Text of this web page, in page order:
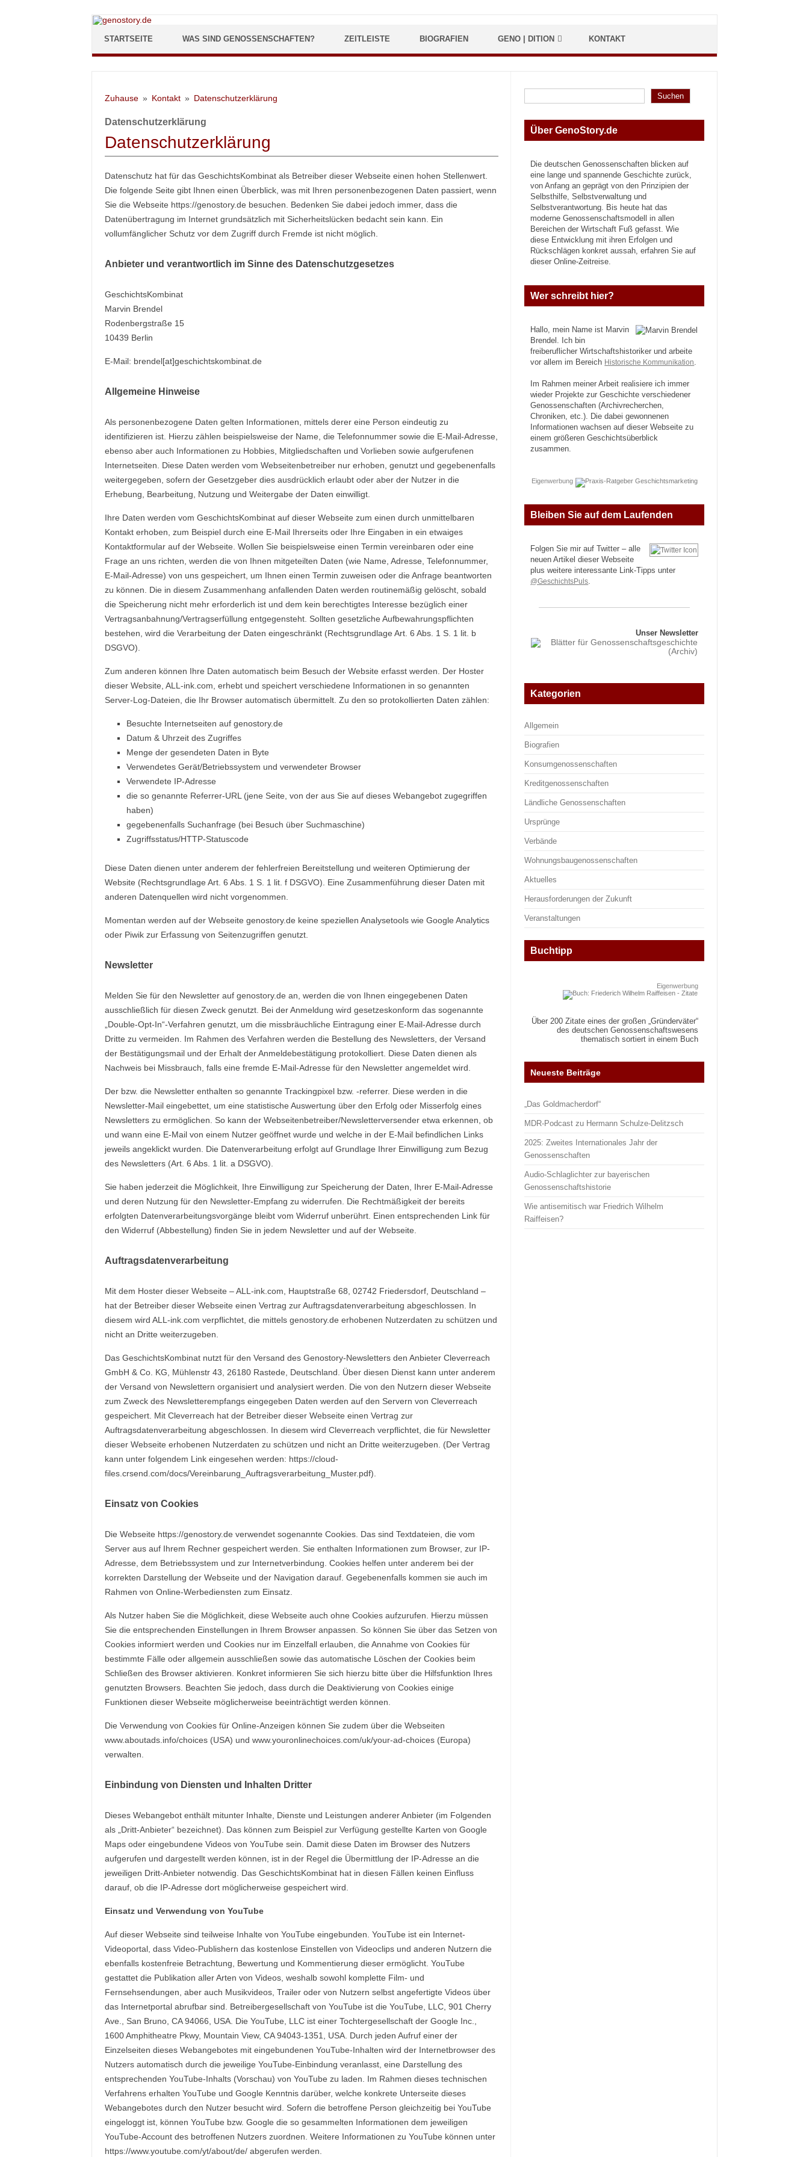
STARTSEITE WAS SIND GENOSSENSCHAFTEN? ZEITLEISTE BIOGRAFIEN GENO | DITION KONTAKT
Zuhause Kontakt Datenschutzerklärung
Datenschutzerklärung
Datenschutzerklärung
Datenschutz hat für das GeschichtsKombinat als Betreiber dieser Webseite einen hohen Stellenwert.
Die folgende Seite gibt Ihnen einen Überblick, was mit Ihren personenbezogenen Daten passiert, wenn
Sie die Webseite https://genostory.de besuchen. Bedenken Sie dabei jedoch immer, dass die
Datenübertragung im Internet grundsätzlich mit Sicherheitslücken bedacht sein kann. Ein
vollumfänglicher Schutz vor dem Zugriff durch Fremde ist nicht möglich.
Anbieter und verantwortlich im Sinne des Datenschutzgesetzes
GeschichtsKombinat
Marvin Brendel
Rodenbergstraße 15
10439 Berlin
E-Mail: brendel[at]geschichtskombinat.de
Allgemeine Hinweise
Als personenbezogene Daten gelten Informationen, mittels derer eine Person eindeutig zu
identifizieren ist. Hierzu zählen beispielsweise der Name, die Telefonnummer sowie die E-Mail-Adresse,
ebenso aber auch Informationen zu Hobbies, Mitgliedschaften und Vorlieben sowie aufgerufenen
Internetseiten. Diese Daten werden vom Webseitenbetreiber nur erhoben, genutzt und gegebenenfalls
weitergegeben, sofern der Gesetzgeber dies ausdrücklich erlaubt oder aber der Nutzer in die
Erhebung, Bearbeitung, Nutzung und Weitergabe der Daten einwilligt.
Ihre Daten werden vom GeschichtsKombinat auf dieser Webseite zum einen durch unmittelbaren
Kontakt erhoben, zum Beispiel durch eine E-Mail Ihrerseits oder Ihre Eingaben in ein etwaiges
Kontaktformular auf der Webseite. Wollen Sie beispielsweise einen Termin vereinbaren oder eine
Frage an uns richten, werden die von Ihnen mitgeteilten Daten (wie Name, Adresse, Telefonnummer,
E-Mail-Adresse) von uns gespeichert, um Ihnen einen Termin zuweisen oder die Anfrage beantworten
zu können. Die in diesem Zusammenhang anfallenden Daten werden routinemäßig gelöscht, sobald
die Speicherung nicht mehr erforderlich ist und dem kein berechtigtes Interesse bezüglich einer
Vertragsanbahnung/Vertragserfüllung entgegensteht. Sollten gesetzliche Aufbewahrungspflichten
bestehen, wird die Verarbeitung der Daten eingeschränkt (Rechtsgrundlage Art. 6 Abs. 1 S. 1 lit. b
DSGVO).
Zum anderen können Ihre Daten automatisch beim Besuch der Website erfasst werden. Der Hoster
dieser Website, ALL-ink.com, erhebt und speichert verschiedene Informationen in so genannten
Server-Log-Dateien, die Ihr Browser automatisch übermittelt. Zu den so protokollierten Daten zählen:
Besuchte Internetseiten auf genostory.de
Datum & Uhrzeit des Zugriffes
Menge der gesendeten Daten in Byte
Verwendetes Gerät/Betriebssystem und verwendeter Browser
Verwendete IP-Adresse
die so genannte Referrer-URL (jene Seite, von der aus Sie auf dieses Webangebot zugegriffen
haben)
gegebenenfalls Suchanfrage (bei Besuch über Suchmaschine)
Zugriffsstatus/HTTP-Statuscode
Diese Daten dienen unter anderem der fehlerfreien Bereitstellung und weiteren Optimierung der
Website (Rechtsgrundlage Art. 6 Abs. 1 S. 1 lit. f DSGVO). Eine Zusammenführung dieser Daten mit
anderen Datenquellen wird nicht vorgenommen.
Momentan werden auf der Webseite genostory.de keine speziellen Analysetools wie Google Analytics
oder Piwik zur Erfassung von Seitenzugriffen genutzt.
Newsletter
Melden Sie für den Newsletter auf genostory.de an, werden die von Ihnen eingegebenen Daten
ausschließlich für diesen Zweck genutzt. Bei der Anmeldung wird gesetzeskonform das sogenannte
„Double-Opt-In“-Verfahren genutzt, um die missbräuchliche Eintragung einer E-Mail-Adresse durch
Dritte zu vermeiden. Im Rahmen des Verfahren werden die Bestellung des Newsletters, der Versand
der Bestätigungsmail und der Erhalt der Anmeldebestätigung protokolliert. Diese Daten dienen als
Nachweis bei Missbrauch, falls eine fremde E-Mail-Adresse für den Newsletter angemeldet wird.
Der bzw. die Newsletter enthalten so genannte Trackingpixel bzw. -referrer. Diese werden in die
Newsletter-Mail eingebettet, um eine statistische Auswertung über den Erfolg oder Misserfolg eines
Newsletters zu ermöglichen. So kann der Webseitenbetreiber/Newsletterversender etwa erkennen, ob
und wann eine E-Mail von einem Nutzer geöffnet wurde und welche in der E-Mail befindlichen Links
jeweils angeklickt wurden. Die Datenverarbeitung erfolgt auf Grundlage Ihrer Einwilligung zum Bezug
des Newsletters (Art. 6 Abs. 1 lit. a DSGVO).
Sie haben jederzeit die Möglichkeit, Ihre Einwilligung zur Speicherung der Daten, Ihrer E-Mail-Adresse
und deren Nutzung für den Newsletter-Empfang zu widerrufen. Die Rechtmäßigkeit der bereits
erfolgten Datenverarbeitungsvorgänge bleibt vom Widerruf unberührt. Einen entsprechenden Link für
den Widerruf (Abbestellung) finden Sie in jedem Newsletter und auf der Webseite.
Auftragsdatenverarbeitung
Mit dem Hoster dieser Webseite – ALL-ink.com, Hauptstraße 68, 02742 Friedersdorf, Deutschland –
hat der Betreiber dieser Webseite einen Vertrag zur Auftragsdatenverarbeitung abgeschlossen. In
diesem wird ALL-ink.com verpflichtet, die mittels genostory.de erhobenen Nutzerdaten zu schützen und
nicht an Dritte weiterzugeben.
Das GeschichtsKombinat nutzt für den Versand des Genostory-Newsletters den Anbieter Cleverreach
GmbH & Co. KG, Mühlenstr 43, 26180 Rastede, Deutschland. Über diesen Dienst kann unter anderem
der Versand von Newslettern organisiert und analysiert werden. Die von den Nutzern dieser Webseite
zum Zweck des Newsletterempfangs eingegeben Daten werden auf den Servern von Cleverreach
gespeichert. Mit Cleverreach hat der Betreiber dieser Webseite einen Vertrag zur
Auftragsdatenverarbeitung abgeschlossen. In diesem wird Cleverreach verpflichtet, die für Newsletter
dieser Webseite erhobenen Nutzerdaten zu schützen und nicht an Dritte weiterzugeben. (Der Vertrag
kann unter folgendem Link eingesehen werden: https://cloud-
files.crsend.com/docs/Vereinbarung_Auftragsverarbeitung_Muster.pdf).
Einsatz von Cookies
Die Webseite https://genostory.de verwendet sogenannte Cookies. Das sind Textdateien, die vom
Server aus auf Ihrem Rechner gespeichert werden. Sie enthalten Informationen zum Browser, zur IP-
Adresse, dem Betriebssystem und zur Internetverbindung. Cookies helfen unter anderem bei der
korrekten Darstellung der Webseite und der Navigation darauf. Gegebenenfalls kommen sie auch im
Rahmen von Online-Werbediensten zum Einsatz.
Als Nutzer haben Sie die Möglichkeit, diese Webseite auch ohne Cookies aufzurufen. Hierzu müssen
Sie die entsprechenden Einstellungen in Ihrem Browser anpassen. So können Sie über das Setzen von
Cookies informiert werden und Cookies nur im Einzelfall erlauben, die Annahme von Cookies für
bestimmte Fälle oder allgemein ausschließen sowie das automatische Löschen der Cookies beim
Schließen des Browser aktivieren. Konkret informieren Sie sich hierzu bitte über die Hilfsfunktion Ihres
genutzten Browsers. Beachten Sie jedoch, dass durch die Deaktivierung von Cookies einige
Funktionen dieser Webseite möglicherweise beeinträchtigt werden können.
Die Verwendung von Cookies für Online-Anzeigen können Sie zudem über die Webseiten
www.aboutads.info/choices (USA) und www.youronlinechoices.com/uk/your-ad-choices (Europa)
verwalten.
Einbindung von Diensten und Inhalten Dritter
Dieses Webangebot enthält mitunter Inhalte, Dienste und Leistungen anderer Anbieter (im Folgenden
als „Dritt-Anbieter“ bezeichnet). Das können zum Beispiel zur Verfügung gestellte Karten von Google
Maps oder eingebundene Videos von YouTube sein. Damit diese Daten im Browser des Nutzers
aufgerufen und dargestellt werden können, ist in der Regel die Übermittlung der IP-Adresse an die
jeweiligen Dritt-Anbieter notwendig. Das GeschichtsKombinat hat in diesen Fällen keinen Einfluss
darauf, ob die IP-Adresse dort möglicherweise gespeichert wird.
Einsatz und Verwendung von YouTube
Auf dieser Webseite sind teilweise Inhalte von YouTube eingebunden. YouTube ist ein Internet-
Videoportal, dass Video-Publishern das kostenlose Einstellen von Videoclips und anderen Nutzern die
ebenfalls kostenfreie Betrachtung, Bewertung und Kommentierung dieser ermöglicht. YouTube
gestattet die Publikation aller Arten von Videos, weshalb sowohl komplette Film- und
Fernsehsendungen, aber auch Musikvideos, Trailer oder von Nutzern selbst angefertigte Videos über
das Internetportal abrufbar sind. Betreibergesellschaft von YouTube ist die YouTube, LLC, 901 Cherry
Ave., San Bruno, CA 94066, USA. Die YouTube, LLC ist einer Tochtergesellschaft der Google Inc.,
1600 Amphitheatre Pkwy, Mountain View, CA 94043-1351, USA. Durch jeden Aufruf einer der
Einzelseiten dieses Webangebotes mit eingebundenen YouTube-Inhalten wird der Internetbrowser des
Nutzers automatisch durch die jeweilige YouTube-Einbindung veranlasst, eine Darstellung des
entsprechenden YouTube-Inhalts (Vorschau) von YouTube zu laden. Im Rahmen dieses technischen
Verfahrens erhalten YouTube und Google Kenntnis darüber, welche konkrete Unterseite dieses
Webangebotes durch den Nutzer besucht wird. Sofern die betroffene Person gleichzeitig bei YouTube
eingeloggt ist, können YouTube bzw. Google die so gesammelten Informationen dem jeweiligen
YouTube-Account des betroffenen Nutzers zuordnen. Weitere Informationen zu YouTube können unter
https://www.youtube.com/yt/about/de/ abgerufen werden.
Suchen
Suchen
Über GenoStory.de
Die deutschen Genossenschaften blicken auf
eine lange und spannende Geschichte zurück,
von Anfang an geprägt von den Prinzipien der
Selbsthilfe, Selbstverwaltung und
Selbstverantwortung. Bis heute hat das
moderne Genossenschaftsmodell in allen
Bereichen der Wirtschaft Fuß gefasst. Wie
diese Entwicklung mit ihren Erfolgen und
Rückschlägen konkret aussah, erfahren Sie auf
dieser Online-Zeitreise.
Wer schreibt hier?
Hallo, mein Name ist Marvin
Brendel. Ich bin
freiberuflicher Wirtschaftshistoriker und arbeite
vor allem im Bereich Historische Kommunikation
Im Rahmen meiner Arbeit realisiere ich immer
wieder Projekte zur Geschichte verschiedener
Genossenschaften (Archivrecherchen,
Chroniken, etc.). Die dabei gewonnenen
Informationen wachsen auf dieser Webseite zu
einem größeren Geschichtsüberblick
zusammen.
Eigenwerbung
Bleiben Sie auf dem Laufenden
Folgen Sie mir auf Twitter – alle
neuen Artikel dieser Webseite
plus weitere interessante Link-Tipps unter
@GeschichtsPuls
Unser Newsletter
Kategorien
Allgemein
Biografien
Konsumgenossenschaften
Kreditgenossenschaften
Ländliche Genossenschaften
Ursprünge
Verbände
Wohnungsbaugenossenschaften
Aktuelles
Herausforderungen der Zukunft
Veranstaltungen
Buchtipp
Eigenwerbung
Über 200 Zitate eines der großen „Gründerväter“
des deutschen Genossenschaftswesens
thematisch sortiert in einem Buch
Neueste Beiträge
„Das Goldmacherdorf“
MDR-Podcast zu Hermann Schulze-Delitzsch
2025: Zweites Internationales Jahr der
Genossenschaften
Audio-Schlaglichter zur bayerischen
Genossenschaftshistorie
Wie antisemitisch war Friedrich Wilhelm
Raiffeisen?